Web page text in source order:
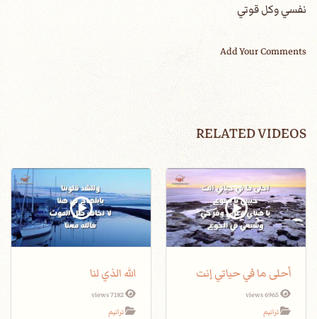
نفسي وكل قوتي
Add Your Comments
RELATED VIDEOS
أحلى ما في حياتي إنت
6965 views
ترانيم
الله الذي لنا
7182 views
ترانيم